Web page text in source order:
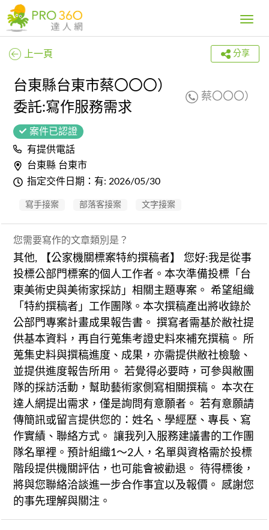
Toggle
上一頁 分享
台東縣台東市蔡〇〇〇）
委託:寫作服務需求
蔡〇〇〇）
案件已認證
有提供電話
台東縣 台東市
指定交件日期：有: 2026/05/30
寫手接案 部落客接案 文字接案
您需要寫作的文章類別是？
其他, 【公家機關標案特約撰稿者】 您好:我是從事
投標公部門標案的個人工作者。本次準備投標「台
東美術史與美術家採訪」相關主題專案。 希望組織
「特約撰稿者」工作團隊。本次撰稿產出將收錄於
公部門專案計畫成果報告書。 撰寫者需基於敝社提
供基本資料，再自行蒐集考證史料來補充撰稿。 所
蒐集史料與撰稿進度、成果，亦需提供敝社檢驗、
並提供進度報告所用。 若覺得必要時，可參與敝團
隊的採訪活動，幫助藝術家側寫相關撰稿。 本次在
達人網提出需求，僅是詢問有意願者。 若有意願請
傳簡訊或留言提供您的：姓名、學經歷、專長、寫
作實績、聯絡方式。 讓我列入服務建議書的工作團
隊名單裡。預計組織1～2人，名單與資格需於投標
階段提供機關評估，也可能會被勸退。 待得標後，
將與您聯絡洽談進一步合作事宜以及報價。 感謝您
的事先理解與關注。